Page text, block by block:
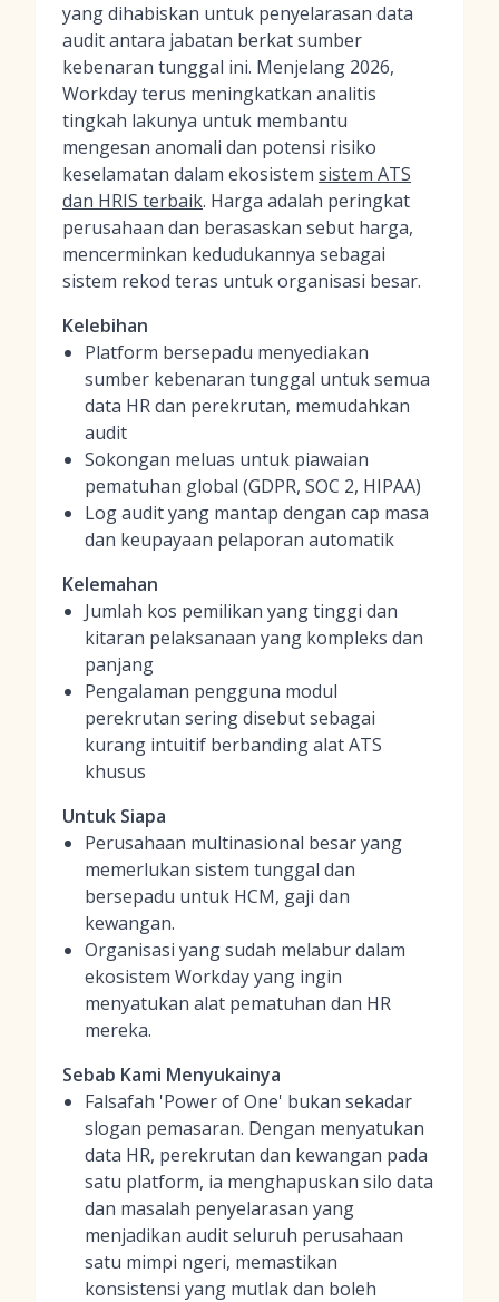
yang dihabiskan untuk penyelarasan data
audit antara jabatan berkat sumber
kebenaran tunggal ini. Menjelang 2026,
Workday terus meningkatkan analitis
tingkah lakunya untuk membantu
mengesan anomali dan potensi risiko
keselamatan dalam ekosistem sistem ATS
dan HRIS terbaik. Harga adalah peringkat
perusahaan dan berasaskan sebut harga,
mencerminkan kedudukannya sebagai
sistem rekod teras untuk organisasi besar.
Kelebihan
Platform bersepadu menyediakan
sumber kebenaran tunggal untuk semua
data HR dan perekrutan, memudahkan
audit
Sokongan meluas untuk piawaian
pematuhan global (GDPR, SOC 2, HIPAA)
Log audit yang mantap dengan cap masa
dan keupayaan pelaporan automatik
Kelemahan
Jumlah kos pemilikan yang tinggi dan
kitaran pelaksanaan yang kompleks dan
panjang
Pengalaman pengguna modul
perekrutan sering disebut sebagai
kurang intuitif berbanding alat ATS
khusus
Untuk Siapa
Perusahaan multinasional besar yang
memerlukan sistem tunggal dan
bersepadu untuk HCM, gaji dan
kewangan.
Organisasi yang sudah melabur dalam
ekosistem Workday yang ingin
menyatukan alat pematuhan dan HR
mereka.
Sebab Kami Menyukainya
Falsafah 'Power of One' bukan sekadar
slogan pemasaran. Dengan menyatukan
data HR, perekrutan dan kewangan pada
satu platform, ia menghapuskan silo data
dan masalah penyelarasan yang
menjadikan audit seluruh perusahaan
satu mimpi ngeri, memastikan
konsistensi yang mutlak dan boleh